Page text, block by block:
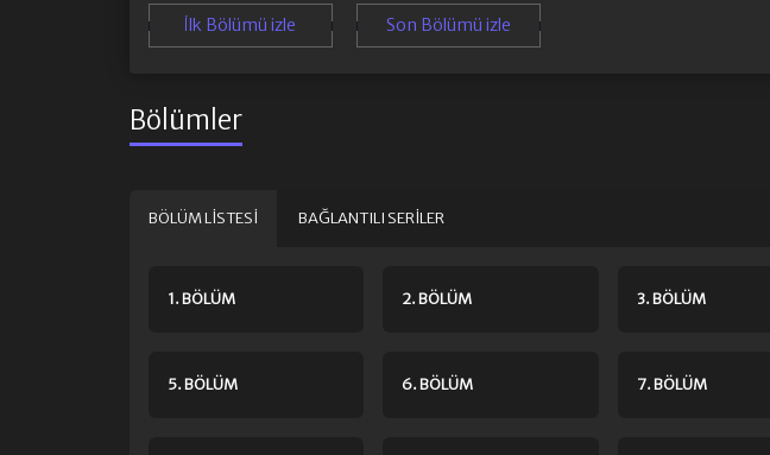
İlk Bölümü izle Son Bölümü izle
Bölümler
BÖLÜM LISTESI BAĞLANTILI SERILER
1. BÖLÜM 2. BÖLÜM 3. BÖLÜM
5. BÖLÜM 6. BÖLÜM 7. BÖLÜM